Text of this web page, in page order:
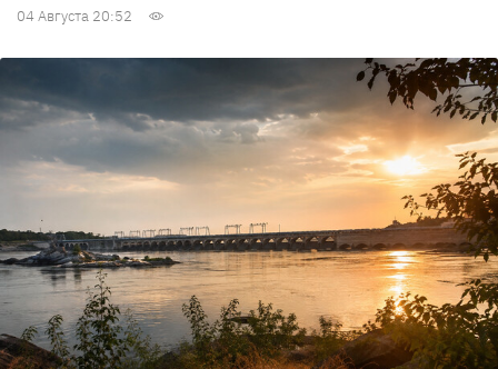
04 Августа 20:52